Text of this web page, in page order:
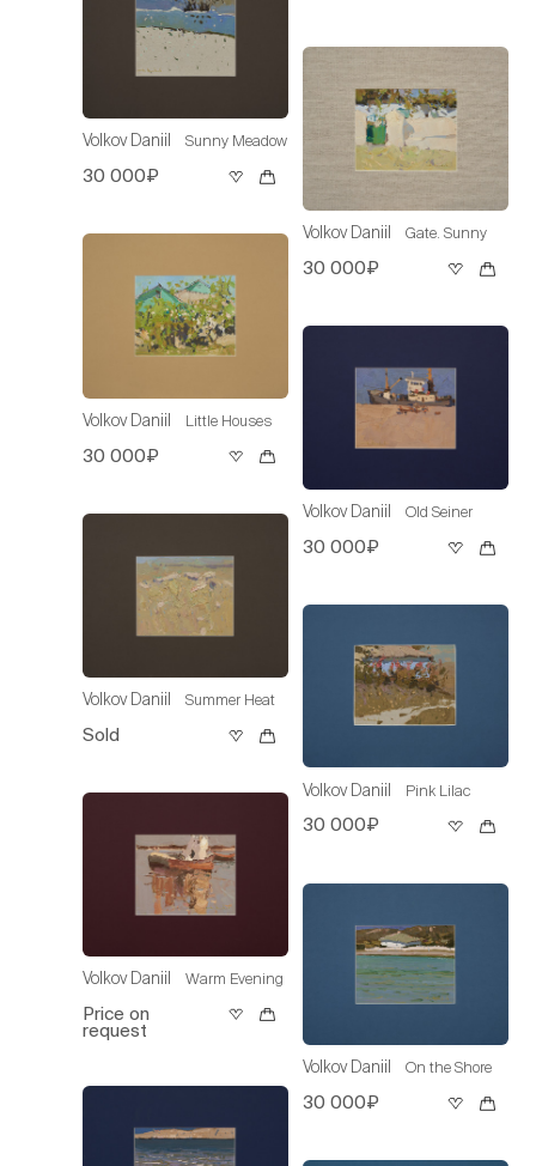
Volkov Daniil Sunny Meadow
30 000₽
Volkov Daniil Little Houses
30 000₽
Volkov Daniil Summer Heat
Sold
Volkov Daniil Warm Evening
Price on
request
Volkov Daniil Gate. Sunny
30 000₽
Volkov Daniil Old Seiner
30 000₽
Volkov Daniil Pink Lilac
30 000₽
Volkov Daniil On the Shore
30 000₽